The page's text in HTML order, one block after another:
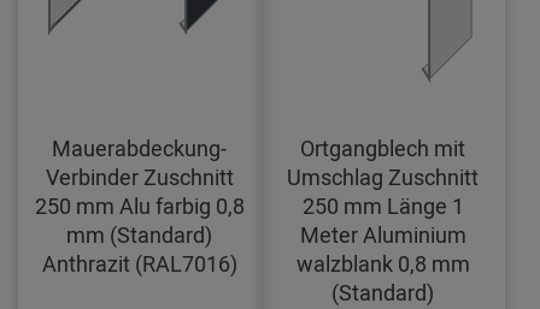
Mauerabdeckung-
Verbinder Zuschnitt
250 mm Alu farbig 0,8
mm (Standard)
Anthrazit (RAL7016)
Ortgangblech mit
Umschlag Zuschnitt
250 mm Länge 1
Meter Aluminium
walzblank 0,8 mm
(Standard)